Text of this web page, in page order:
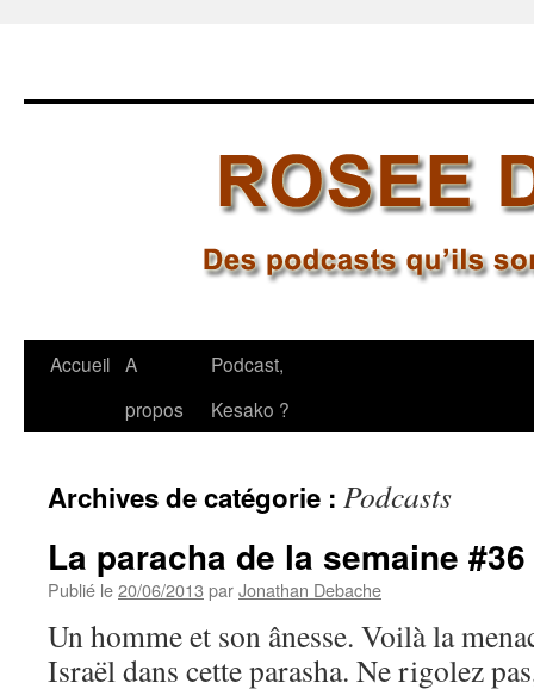
Aller
Accueil A
propos
Podcast,
Kesako ?
Archives de catégorie : Podcasts
La paracha de la semaine
Publié le20/06/2013 parJonathan Debache
Un homme et son ânesse. Voilà la
Israël dans cette parasha. Ne rigolez